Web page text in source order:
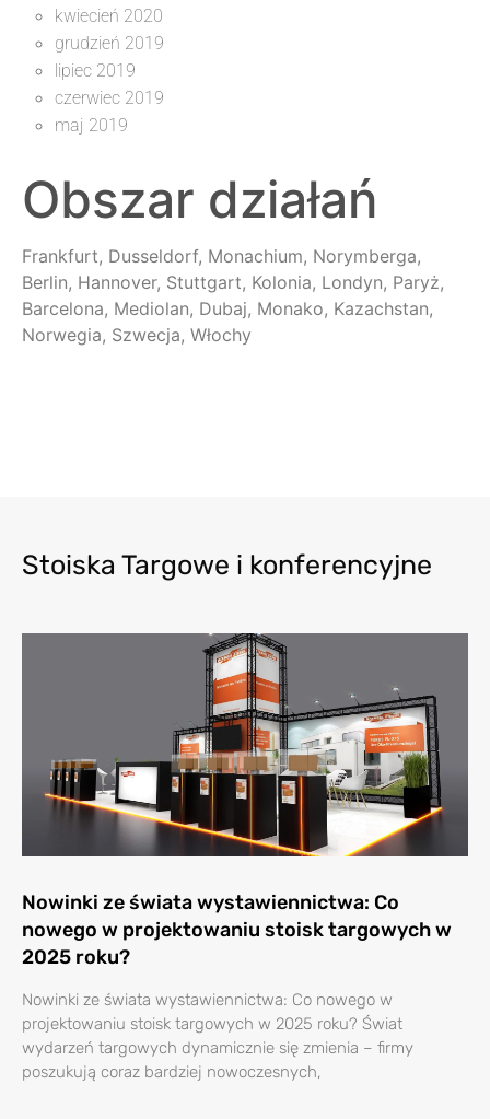
kwiecień 2020
grudzień 2019
lipiec 2019
czerwiec 2019
maj 2019
Obszar działań
Frankfurt, Dusseldorf, Monachium, Norymberga,
Berlin, Hannover, Stuttgart, Kolonia, Londyn, Paryż,
Barcelona, Mediolan, Dubaj, Monako, Kazachstan,
Norwegia, Szwecja, Włochy
Stoiska Targowe i konferencyjne
Nowinki ze świata wystawiennictwa: Co
nowego w projektowaniu stoisk targowych w
2025 roku?
Nowinki ze świata wystawiennictwa: Co nowego w
projektowaniu stoisk targowych w 2025 roku? Świat
wydarzeń targowych dynamicznie się zmienia – firmy
poszukują coraz bardziej nowoczesnych,